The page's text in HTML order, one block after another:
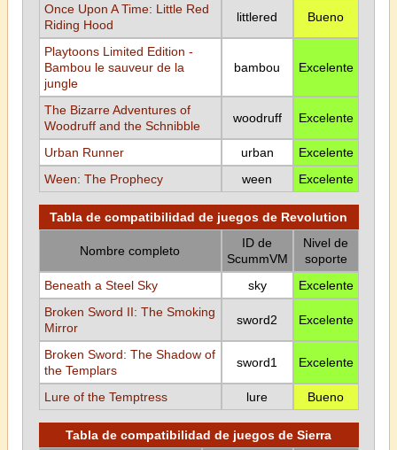
Once Upon A Time: Little Red
Riding Hood
littlered Bueno
Playtoons Limited Edition -
Bambou le sauveur de la
jungle
bambou Excelente
The Bizarre Adventures of
Woodruff and the Schnibble
woodruff Excelente
Urban Runner urban
Excelente
Ween: The Prophecy
ween Excelente
Tabla de compatibilidad de juegos de Revolution
Nombre completo
ID de
ScummVM
Nivel de
soporte
Beneath a Steel Sky
sky
Excelente
Broken Sword II: The Smoking
Mirror
sword2 Excelente
Broken Sword: The Shadow of
the Templars
sword1 Excelente
Lure of the Temptress lure Bueno
Tabla de compatibilidad de juegos de Sierra